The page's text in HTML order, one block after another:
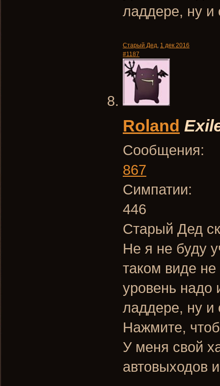
ладдере, ну и
Старый Дед, 1 дек 2016
#1187
Roland
Сообщения:
867
Симпатии:
446
Старый Дед
Не я не буду
таком виде не
уровень
ладдере, ну и
Нажмите,
У меня свой
автовыходов